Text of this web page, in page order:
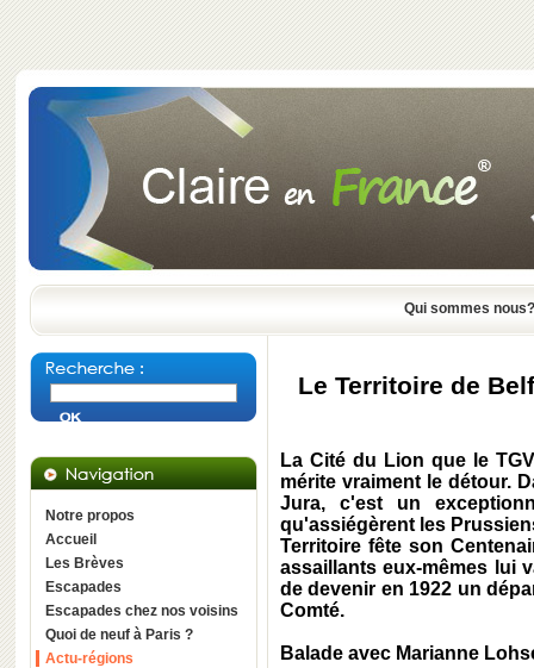
Qui sommes nous?
Notre propos
Accueil
Les Brèves
Escapades
Escapades chez nos voisins
Quoi de neuf à Paris ?
Actu-régions
Le Territoire de
La Cité du Lion que le
mérite vraiment le détour.
Jura, c'est un
qu'assiégèrent les
Territoire fête son
assaillants eux-mêmes lui
de devenir en 1922 un
Comté.
Balade avec Marianne